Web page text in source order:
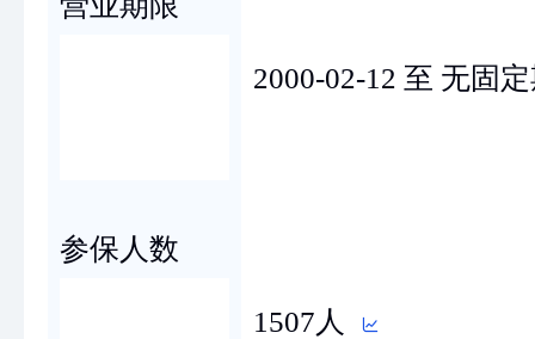
2000-02-12 至 无固
参保人数
1507人